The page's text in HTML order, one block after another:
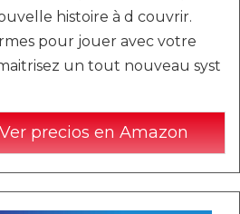
histoire à d couvrir.
pour jouer avec votre
un tout nouveau syst
precios en Amazon